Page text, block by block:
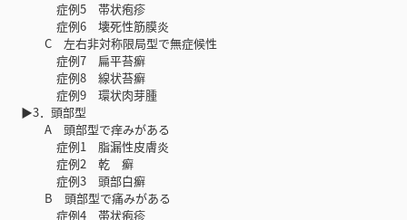
症例5 帯状疱疹
症例6 壊死性筋膜炎
C 左右非対称限局型で無症候性
症例7 扁平苔癬
症例8 線状苔癬
症例9 環状肉芽腫
▶3．頭部型
A 頭部型で痒みがある
症例1 脂漏性皮膚炎
症例2 乾 癬
症例3 頭部白癬
B 頭部型で痛みがある
症例4 帯状疱疹